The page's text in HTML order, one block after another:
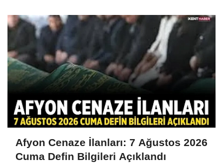
Afyon Cenaze İlanları: 7 Ağustos 2026
Cuma Defin Bilgileri Açıklandı